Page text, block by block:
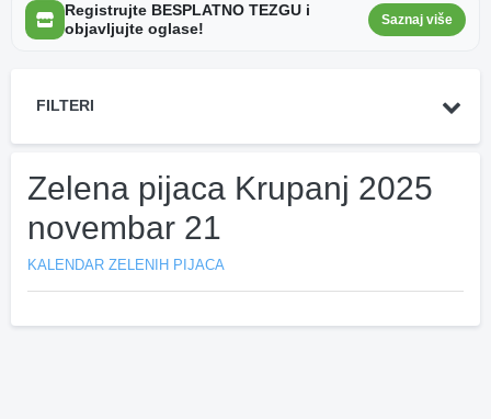
Registrujte BESPLATNO TEZGU i
objavljujte oglase!
Saznaj više
FILTERI
Zelena pijaca Krupanj 2025
novembar 21
KALENDAR ZELENIH PIJACA